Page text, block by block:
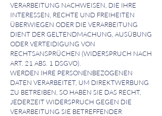
VERARBEITUNG NACHWEISEN, DIE IHRE
INTERESSEN, RECHTE UND FREIHEITEN
ÜBERWIEGEN ODER DIE VERARBEITUNG
DIENT DER GELTENDMACHUNG, AUSÜBUNG
ODER VERTEIDIGUNG VON
RECHTSANSPRÜCHEN (WIDERSPRUCH NACH
ART. 21 ABS. 1 DSGVO).
WERDEN IHRE PERSONENBEZOGENEN
DATEN VERARBEITET, UM DIREKTWERBUNG
ZU BETREIBEN, SO HABEN SIE DAS RECHT,
JEDERZEIT WIDERSPRUCH GEGEN DIE
VERARBEITUNG SIE BETREFFENDER